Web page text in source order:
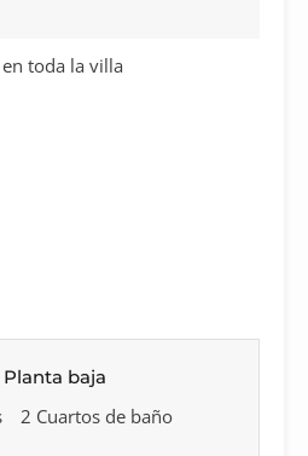
en toda la villa
Planta baja
2 Cuartos de baño